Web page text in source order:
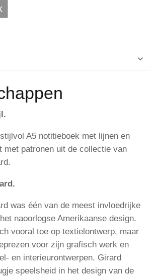
A5 notitieboek met lijnen en
met patronen uit de collectie van
was één van de meest invloedrijke
naoorlogse Amerikaanse design.
vooral toe op textielontwerp, maar
voor zijn grafisch werk en
en interieurontwerpen. Girard
speelsheid in het design van de